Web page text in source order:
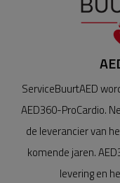
ServiceBuurtAED
AED360-ProCardio.
de leverancier van
komende jaren.
levering en